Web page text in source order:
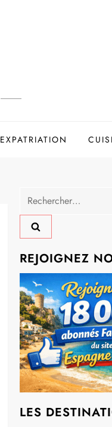
EXPATRIATION
Rechercher :
REJOIGNEZ
LES